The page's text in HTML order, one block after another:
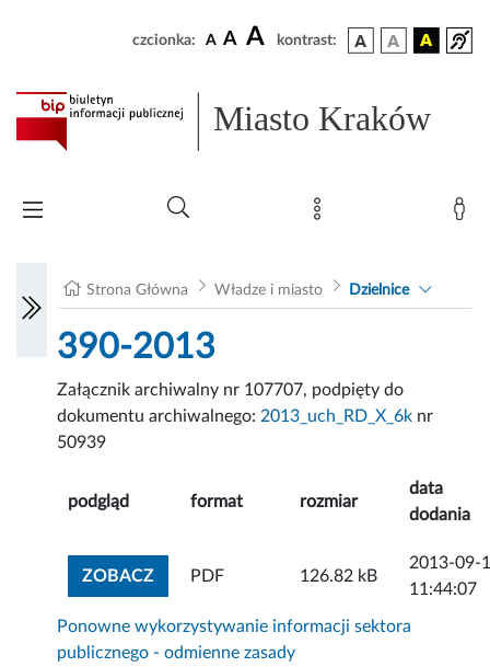
czcionka: A A A kontrast:
Miasto Kraków
Strona Główna Władze i miasto Dzielnice
390-2013
Załącznik archiwalny nr 107707, podpięty do
dokumentu archiwalnego: 2013_uch_RD_X_6k nr
50939
podgląd format rozmiar
data
dodania
ZOBACZZOBACZ ZAŁĄCZNIK
PDF 126.82 kB
2013-09-
11:44:07
Ponowne wykorzystywanie informacji sektora
publicznego - odmienne zasady